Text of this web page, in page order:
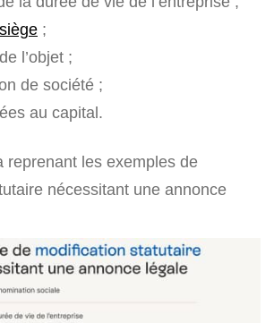
;
l’objet ;
de société ;
au capital.
reprenant les exemples de
nécessitant une annonce